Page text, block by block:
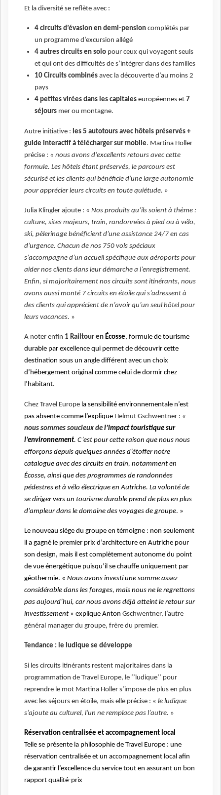
Et la diversité se reflète avec :
4 circuits d’évasion en demi-pensioncomplétés par
un programme d’excursion allégé
4 autres circuits en solopour ceux qui voyagent seuls
et qui ont des difficultés de s’intégrer dans des familles
10 Circuits combinésavec la découverte d’au moins 2
pays
4 petites virées dans les capitaleseuropéennes et 7
séjoursmer ou montagne.
Autre initiative : les 5 autotours avec hôtels préservés +
guide interactif à télécharger sur mobile. Martina Holler
précise : « nous avons d’excellents retours avec cette
formule. Les hôtels étant préservés, le parcours est
sécurisé et les clients qui bénéficie d’une large autonomie
pour apprécier leurs circuits en toute quiétude. »
Julia Klingler ajoute : « Nos produits qu’ils soient à thème :
culture, sites majeurs, train, randonnées à pied ou à vélo,
ski, pèlerinage bénéficient d’une assistance 24/7 en cas
d’urgence. Chacun de nos 750 vols spéciaux
s’accompagne d’un accueil spécifique aux aéroports pour
aider nos clients dans leur démarche a l’enregistrement.
Enfin, si majoritairement nos circuits sont itinérants, nous
avons aussi monté 7 circuits en étoile qui s’adressent à
des clients qui apprécient de n’avoir qu’un seul hôtel pour
leurs vacances. »
A noter enfin 1 Railtour en Écosse, formule de tourisme
durable par excellence qui permet de découvrir cette
destination sous un angle différent avec un choix
d’hébergement original comme celui de dormir chez
l’habitant.
Chez Travel Europe la sensibilité environnementale n’est
pas absente comme l’explique Helmut Gschwentner : «
nous sommes soucieux de l’impact touristique sur
l’environnement. C’est pour cette raison que nous nous
efforçons depuis quelques années d’étoffer notre
catalogue avec des circuits en train, notamment en
Écosse, ainsi que des programmes de randonnées
pédestres et à vélo électrique en Autriche. La volonté de
se diriger vers un tourisme durable prend de plus en plus
d’ampleur dans le domaine des voyages de groupe. »
Le nouveau siège du groupe en témoigne : non seulement
il a gagné le premier prix d’architecture en Autriche pour
son design, mais il est complètement autonome du point
de vue énergétique puisqu’il se chauffe uniquement par
géothermie. « Nous avons investi une somme assez
considérable dans les forages, mais nous ne le regrettons
pas aujourd’hui, car nous avons déjà atteint le retour sur
investissement » explique Anton Gschwentner, l’autre
général manager du groupe, frère du premier.
Tendance : le ludique se développe
Si les circuits itinérants restent majoritaires dans la
programmation de Travel Europe, le ‘’ludique’’ pour
reprendre le mot Martina Holler s’impose de plus en plus
avec les séjours en étoile, mais elle précise : « le ludique
s’ajoute au culturel, l’un ne remplace pas l’autre. »
Réservation centralisée et accompagnement local
Telle se présente la philosophie de Travel Europe : une
réservation centralisée et un accompagnement local afin
de garantir l’excellence du service tout en assurant un bon
rapport qualité-prix